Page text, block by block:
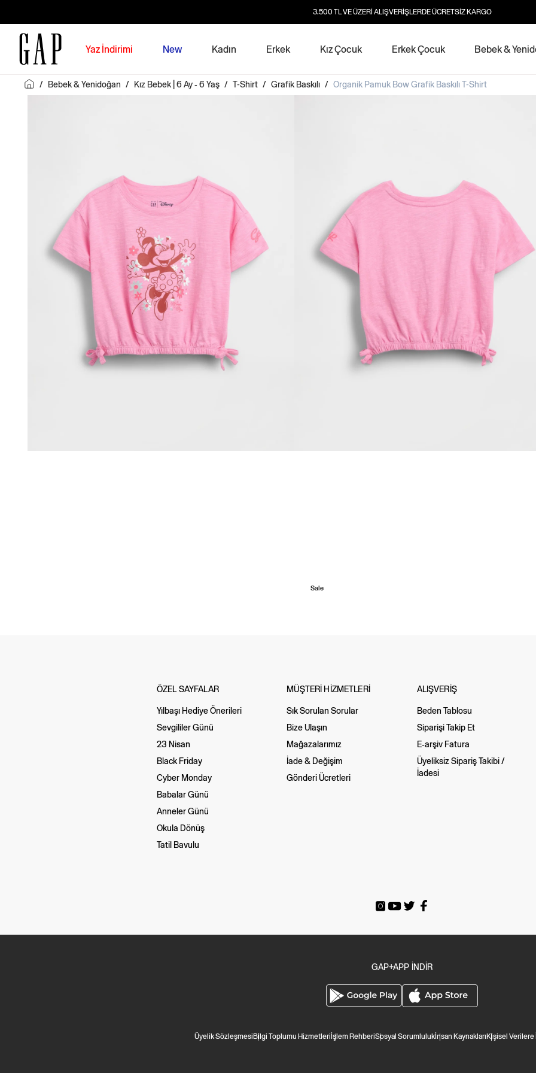
3.500 TL VE ÜZERİ ALIŞVERİŞLERDE ÜCRETSİZ KARGO
Yaz İndirimi New Kadın Erkek Kız Çocuk Erkek Çocuk Bebek &
/ Bebek & Yenidoğan / Kız Bebek | 6 Ay - 6 Yaş / T-Shirt / Grafik Baskılı / Organik Pamuk Bow Grafik Baskılı T-Shirt
Sale
ÖZEL SAYFALAR
Yılbaşı Hediye Önerileri
Sevgililer Günü
23 Nisan
Black Friday
Cyber Monday
Babalar Günü
Anneler Günü
Okula Dönüş
Tatil Bavulu
MÜŞTERİ HİZMETLERİ
Sık Sorulan Sorular
Bize Ulaşın
Mağazalarımız
İade & Değişim
Gönderi Ücretleri
ALIŞVERİŞ
Beden Tablosu
Siparişi Takip Et
E-arşiv Fatura
Üyeliksiz Sipariş Takibi /
İadesi
GAP+APP İNDİR
Üyelik Sözleşmesi Bilgi Toplumu Hizmetleri İşlem RehberiSosyal Sorumlulukİnsan Kaynakları Kişisel Verilere